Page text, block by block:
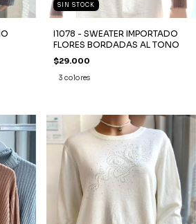
SIN STOCK
I1078 - SWEATER IMPORTADO
FLORES BORDADAS AL TONO
$29.000
3 colores